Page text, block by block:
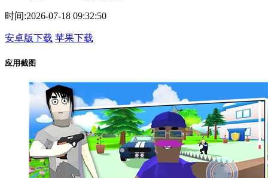
时间:2026-07-18 09:32:50
安卓版下载 苹果下载
应用截图